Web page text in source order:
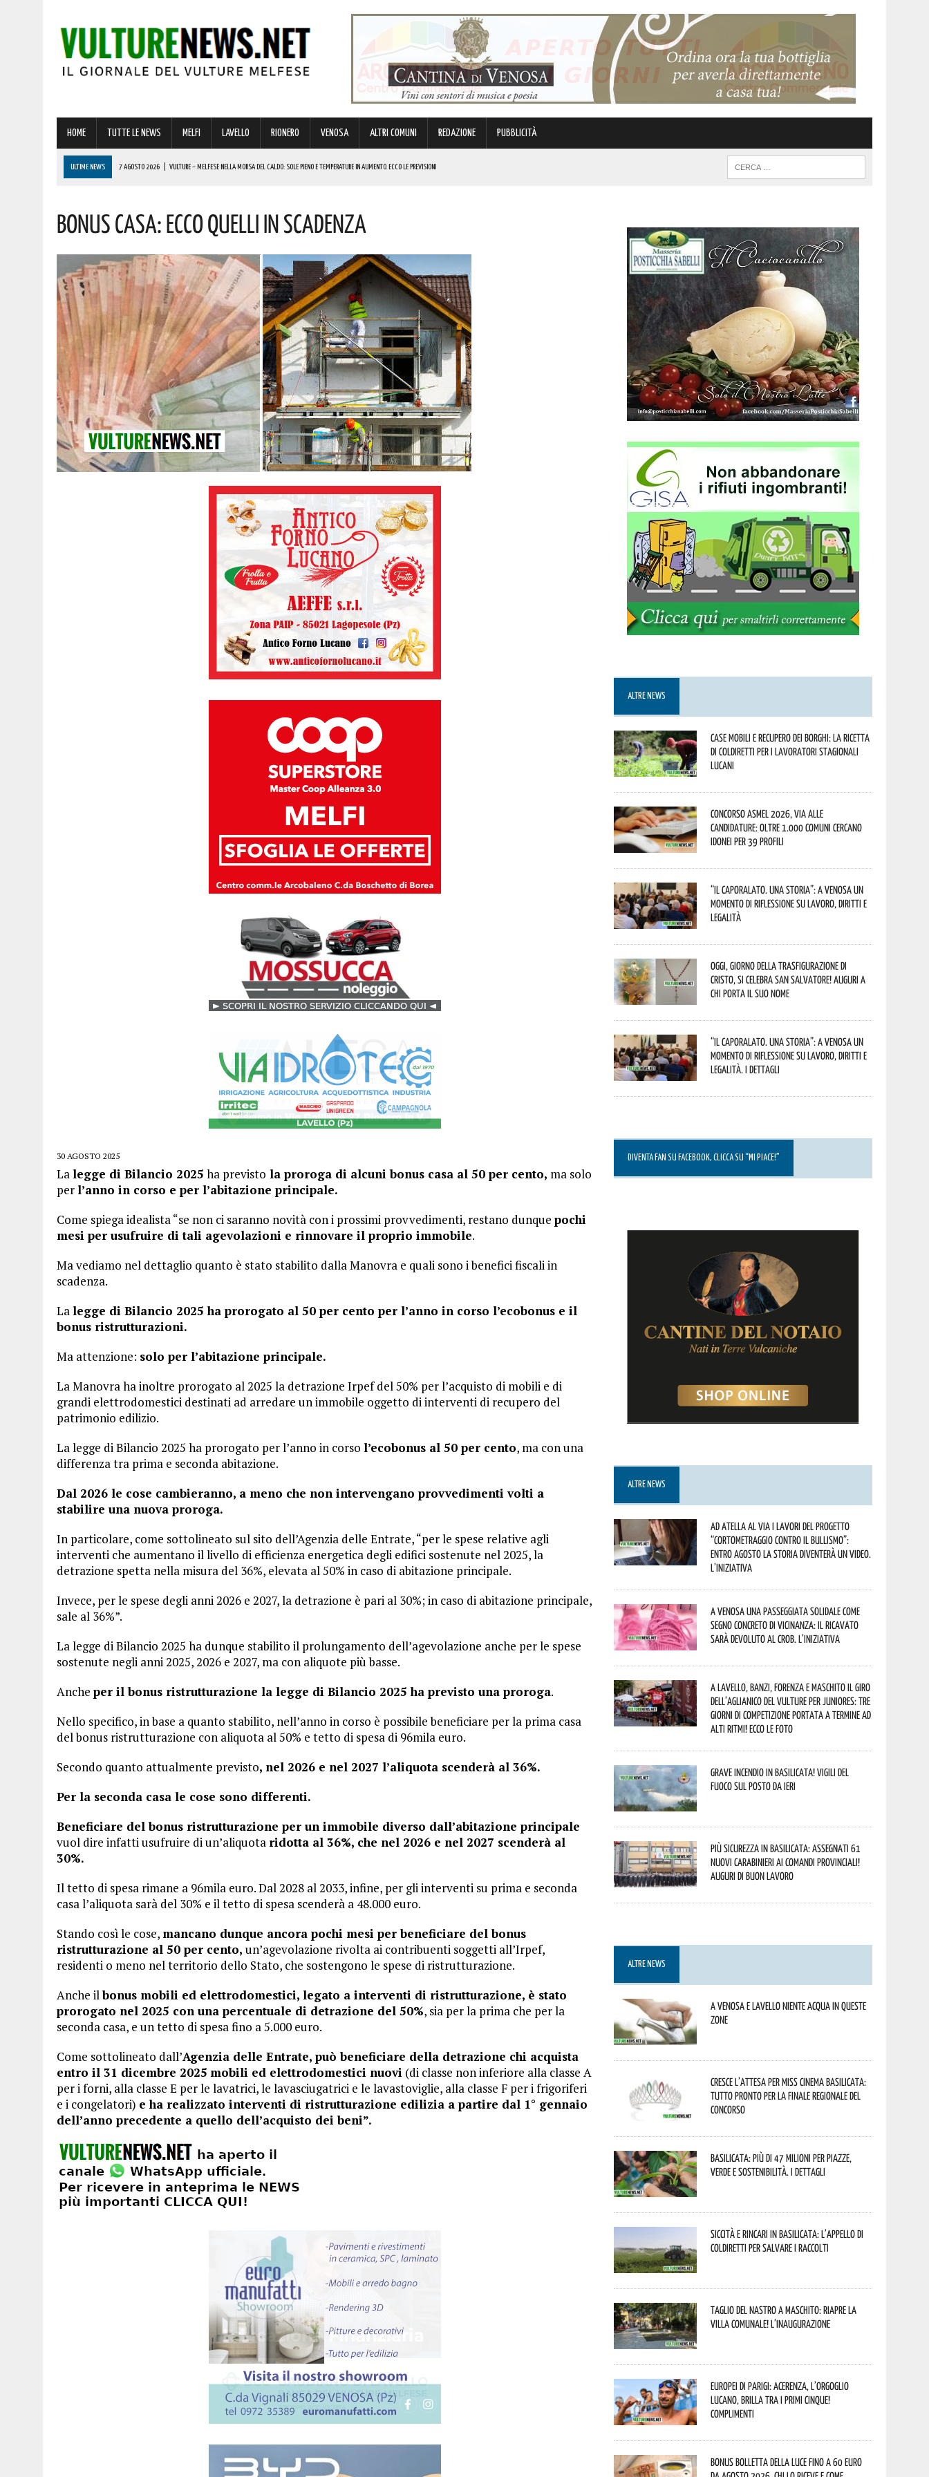
HOME TUTTE LE NEWS MELFI LAVELLO RIONERO VENOSA ALTRI COMUNI REDAZIONE PUBBLICITÀ
ULTIME NEWS 7 AGOSTO 2026 VULTURE – MELFESE NELLA MORSA DEL CALDO: SOLE PIENO E TEMPERATURE IN AUMENTO. ECCO LE PREVISIONI
6 AGOSTO 2026 | BARILE ENTRA NEL VIVO DELL’ESTATE: ECCO IL RICCO PROGRAMMA DI EVENTI PER GRANDI E PICCINI
BASILICATA, BONUS CASA PER 450 FAMIGLIE: “REGIONE FACCIA CHIAREZZA”. LA SITUAZIONE
Bonus Casa: Ecco Quelli In Scadenza
30 AGOSTO 2025
Lalegge di Bilancio 2025 ha previsto la proroga di alcuni bonus casa al 50 per cento, ma solo
perl’anno in corso e per l’abitazione principale.
Come spiega idealista “se non ci saranno novità con i prossimi provvedimenti, restano dunque pochi
mesi per usufruire di tali agevolazioni e rinnovare il proprio immobile.
Ma vediamo nel dettaglio quanto è stato stabilito dalla Manovra e quali sono i benefici fiscali in
scadenza.
Lalegge di Bilancio 2025 ha prorogato al 50 per cento per l’anno in corso l’ecobonus e il
bonus ristrutturazioni.
Ma attenzione: solo per l’abitazione principale.
La Manovra ha inoltre prorogato al 2025 la detrazione Irpef del 50% per l’acquisto di mobili e di
grandi elettrodomestici destinati ad arredare un immobile oggetto di interventi di recupero del
patrimonio edilizio.
La legge di Bilancio 2025 ha prorogato per l’anno in corso l’ecobonus al 50 per cento, ma con una
differenza tra prima e seconda abitazione.
Dal 2026 le cose cambieranno, a meno che non intervengano provvedimenti volti a
stabilire una nuova proroga.
In particolare, come sottolineato sul sito dell’Agenzia delle Entrate, “per le spese relative agli
interventi che aumentano il livello di efficienza energetica degli edifici sostenute nel 2025, la
detrazione spetta nella misura del 36%, elevata al 50% in caso di abitazione principale.
Invece, per le spese degli anni 2026 e 2027, la detrazione è pari al 30%; in caso di abitazione principale,
sale al 36%”.
La legge di Bilancio 2025 ha dunque stabilito il prolungamento dell’agevolazione anche per le spese
sostenute negli anni 2025, 2026 e 2027, ma con aliquote più basse.
Anche per il bonus ristrutturazione la legge di Bilancio 2025 ha previsto una proroga.
Nello specifico, in base a quanto stabilito, nell’anno in corso è possibile beneficiare per la prima casa
del bonus ristrutturazione con aliquota al 50% e tetto di spesa di 96mila euro.
Secondo quanto attualmente previsto, nel 2026 e nel 2027 l’aliquota scenderà al 36%.
Per la seconda casa le cose sono differenti.
Beneficiare del bonus ristrutturazione per un immobile diverso dall’abitazione principale
vuol dire infatti usufruire di un’aliquota ridotta al 36%, che nel 2026 e nel 2027 scenderà al
30%.
Il tetto di spesa rimane a 96mila euro. Dal 2028 al 2033, infine, per gli interventi su prima e seconda
casa l’aliquota sarà del 30% e il tetto di spesa scenderà a 48.000 euro.
Stando così le cose, mancano dunque ancora pochi mesi per beneficiare del bonus
ristrutturazione al 50 per cento, un’agevolazione rivolta ai contribuenti soggetti all’Irpef,
residenti o meno nel territorio dello Stato, che sostengono le spese di ristrutturazione.
Anche ilbonus mobili ed elettrodomestici, legato a interventi di ristrutturazione, è stato
prorogato nel 2025 con una percentuale di detrazione del 50%, sia per la prima che per la
seconda casa, e un tetto di spesa fino a 5.000 euro.
Come sottolineato dall’Agenzia delle Entrate, può beneficiare della detrazione chi acquista
entro il 31 dicembre 2025 mobili ed elettrodomestici nuovi (di classe non inferiore alla classe A
per i forni, alla classe E per le lavatrici, le lavasciugatrici e le lavastoviglie, alla classe F per i frigoriferi
e i congelatori) e ha realizzato interventi di ristrutturazione edilizia a partire dal 1° gennaio
dell’anno precedente a quello dell’acquisto dei beni”.
ALTRE NEWS
Case mobili e recupero dei borghi: la ricetta
di Coldiretti per i lavoratori stagionali
lucani
Concorso Asmel 2026, via alle
candidature: oltre 1.000 Comuni cercano
idonei per 39 profili
“Il caporalato. Una storia”: a Venosa un
momento di riflessione su lavoro, diritti e
legalità
Oggi, giorno della Trasfigurazione di
Cristo, si celebra San Salvatore! Auguri a
chi porta il suo nome
“Il caporalato. Una storia”: a Venosa un
momento di riflessione su lavoro, diritti e
legalità. I dettagli
DIVENTA FAN SU FACEBOOK, CLICCA SU “MI PIACE!”
ALTRE NEWS
Ad Atella al via i lavori del progetto
“Cortometraggio contro il bullismo”:
entro agosto la storia diventerà un video.
L’iniziativa
A Venosa una passeggiata solidale come
segno concreto di vicinanza: il ricavato
sarà devoluto al CROB. L’iniziativa
A Lavello, Banzi, Forenza e Maschito il Giro
dell’Aglianico del Vulture per juniores: tre
giorni di competizione portata a termine ad
alti ritmi! Ecco le foto
Grave incendio in Basilicata! Vigili del
fuoco sul posto da ieri
Più sicurezza in Basilicata: assegnati 61
nuovi Carabinieri ai Comandi provinciali!
Auguri di buon lavoro
ALTRE NEWS
A Venosa e Lavello niente acqua in queste
zone
Cresce l’attesa per Miss Cinema Basilicata:
tutto pronto per la finale regionale del
concorso
Basilicata: più di 47 milioni per piazze,
verde e sostenibilità. I dettagli
Siccità e rincari in Basilicata: l’appello di
Coldiretti per salvare i raccolti
Taglio del nastro a Maschito: riapre la
Villa Comunale! L’inaugurazione
Europei di Parigi: Acerenza, l’orgoglio
lucano, brilla tra i primi cinque!
Complimenti
Bonus bolletta della luce fino a 60 euro